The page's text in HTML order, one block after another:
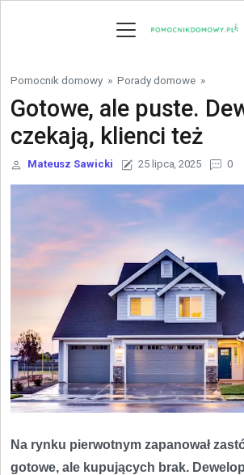
Pomocnik domowy » Porady domowe »
Gotowe, ale puste.
czekają, klienci też
Mateusz Sawicki 25 lipca, 2025 0
Na rynku pierwotnym zapanował
gotowe, ale kupujących brak.